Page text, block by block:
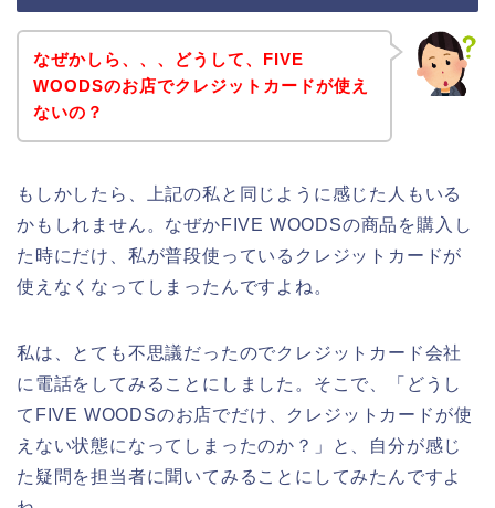
なぜかしら、、、どうして、FIVE
WOODSのお店でクレジットカードが使え
ないの？
もしかしたら、上記の私と同じように感じた人もいる
かもしれません。なぜかFIVE WOODSの商品を購入し
た時にだけ、私が普段使っているクレジットカードが
使えなくなってしまったんですよね。
私は、とても不思議だったのでクレジットカード会社
に電話をしてみることにしました。そこで、「どうし
てFIVE WOODSのお店でだけ、クレジットカードが使
えない状態になってしまったのか？」と、自分が感じ
た疑問を担当者に聞いてみることにしてみたんですよ